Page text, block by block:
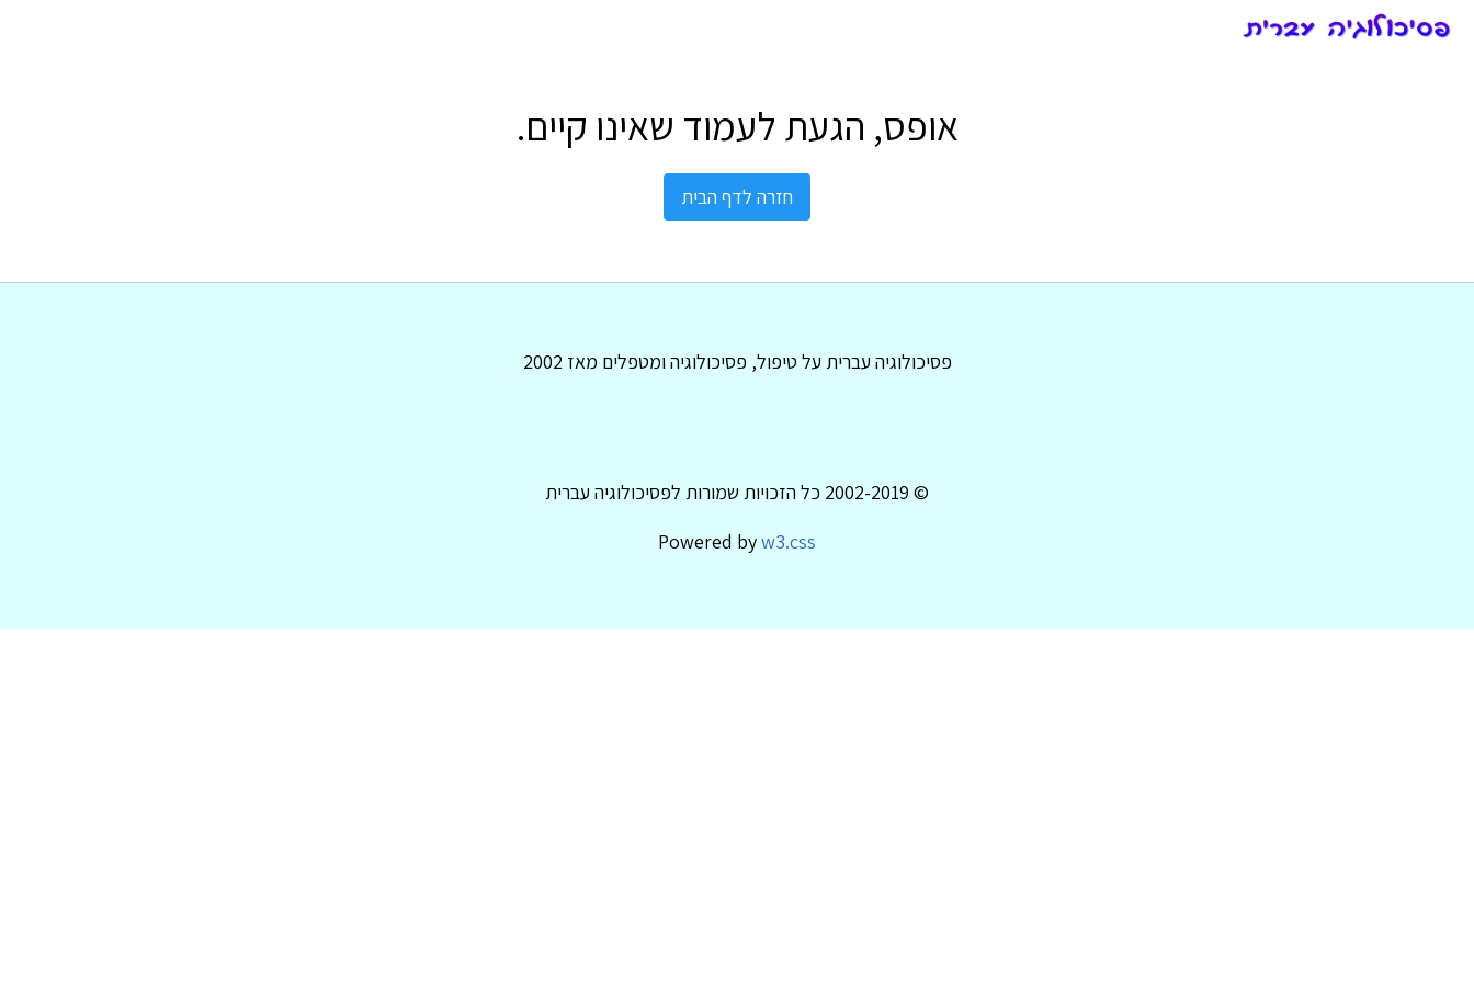
אופס, הגעת לעמוד שאינו קיים.
חזרה לדף הבית
פסיכולוגיה עברית על טיפול, פסיכולוגיה ומטפלים מאז 2002
© 2002-2019 כל הזכויות שמורות לפסיכולוגיה עברית
Powered byw3.css